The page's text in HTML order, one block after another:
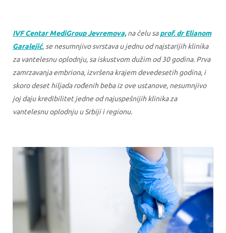
IVF Centar MediGroup Jevremova,na čelu saprof. dr Elianom
Garalejić, se nesumnjivo svrstava u jednu od najstarijih klinika
za vantelesnu oplodnju, sa iskustvom dužim od 30 godina. Prva
zamrzavanja embriona, izvršena krajem devedesetih godina, i
skoro deset hiljada rođenih beba iz ove ustanove, nesumnjivo
joj daju kredibilitet jedne od najuspešnijih klinika za
vantelesnu oplodnju u Srbiji i regionu.